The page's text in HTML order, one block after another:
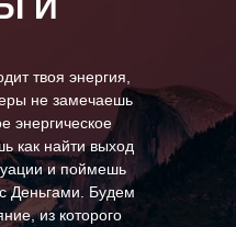
твоя энергия,
не замечаешь
энергическое
как найти выход
и поймешь
Деньгами. Будем
из которого